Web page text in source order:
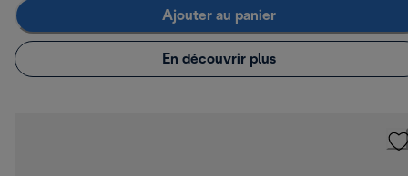
Ajouter au panier
En découvrir plus